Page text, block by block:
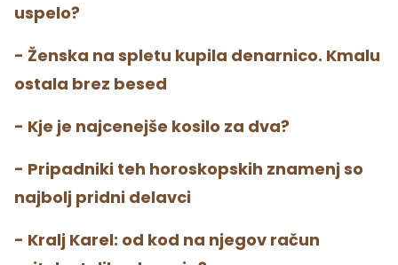
uspelo?
- Ženska na spletu kupila denarnico. Kmalu
ostala brez besed
- Kje je najcenejše kosilo za dva?
- Pripadniki teh horoskopskih znamenj so
najbolj pridni delavci
- Kralj Karel: od kod na njegov račun